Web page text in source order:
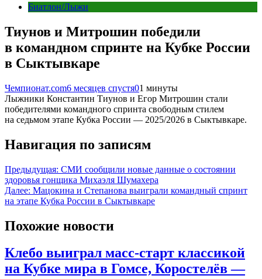
Биатлон/Лыжи
Тиунов и Митрошин победили
в командном спринте на Кубке России
в Сыктывкаре
Чемпионат.com6 месяцев спустя01 минуты
Лыжники Константин Тиунов и Егор Митрошин стали
победителями командного спринта свободным стилем
на седьмом этапе Кубка России — 2025/2026 в Сыктывкаре.
Навигация по записям
Предыдущая: СМИ сообщили новые данные о состоянии
здоровья гонщика Михаэля Шумахера
Далее: Мацокина и Степанова выиграли командный спринт
на этапе Кубка России в Сыктывкаре
Похожие новости
Клебо выиграл масс-старт классикой
на Кубке мира в Гомсе, Коростелёв —